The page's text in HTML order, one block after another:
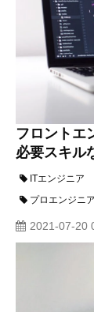
フロントエ
必要スキル
ITエンジニア
プロエンジニ
2021-07-20